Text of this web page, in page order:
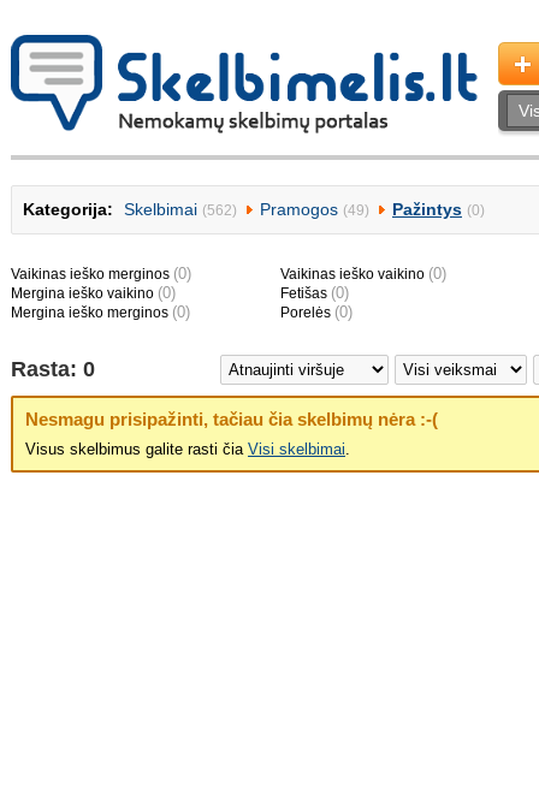
Kategorija: Skelbimai (562) Pramogos (49) Pažintys (0)
Vaikinas ieško merginos (0)
Mergina ieško vaikino (0)
Mergina ieško merginos (0)
Vaikinas ieško vaikino (0)
Fetišas (0)
Porelės (0)
Rasta: 0
Nesmagu prisipažinti, tačiau čia skelbimų nėra :-(
Visus skelbimus galite rasti čia Visi skelbimai.